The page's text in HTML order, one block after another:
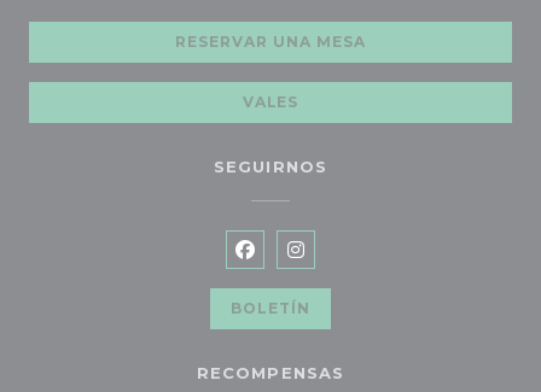
RESERVAR UNA MESA
VALES
SEGUIRNOS
Facebook ((abre en una
Instagram ((abre en una
BOLETÍN
RECOMPENSAS